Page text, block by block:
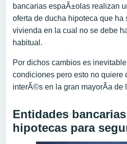
bancarias espaÃ±olas realizan
oferta de ducha hipoteca que ha
vivienda en la cual no se debe
habitual.
Por dichos cambios es
condiciones pero esto no quiere
interÃ©s en la gran mayorÃ­a de
Entidades
hipotecas para